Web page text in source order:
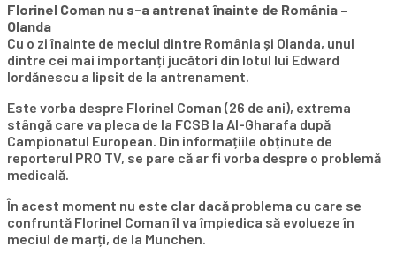
Florinel Coman nu s-a antrenat înainte de România –
Olanda
Cu o zi înainte de meciul dintre România și Olanda, unul
dintre cei mai importanți jucători din lotul lui Edward
Iordănescu a lipsit de la antrenament.
Este vorba despre Florinel Coman (26 de ani), extrema
stângă care va pleca de la FCSB la Al-Gharafa după
Campionatul European. Din informațiile obținute de
reporterul PRO TV, se pare că ar fi vorba despre o problemă
medicală.
În acest moment nu este clar dacă problema cu care se
confruntă Florinel Coman îl va împiedica să evolueze în
meciul de marți, de la Munchen.